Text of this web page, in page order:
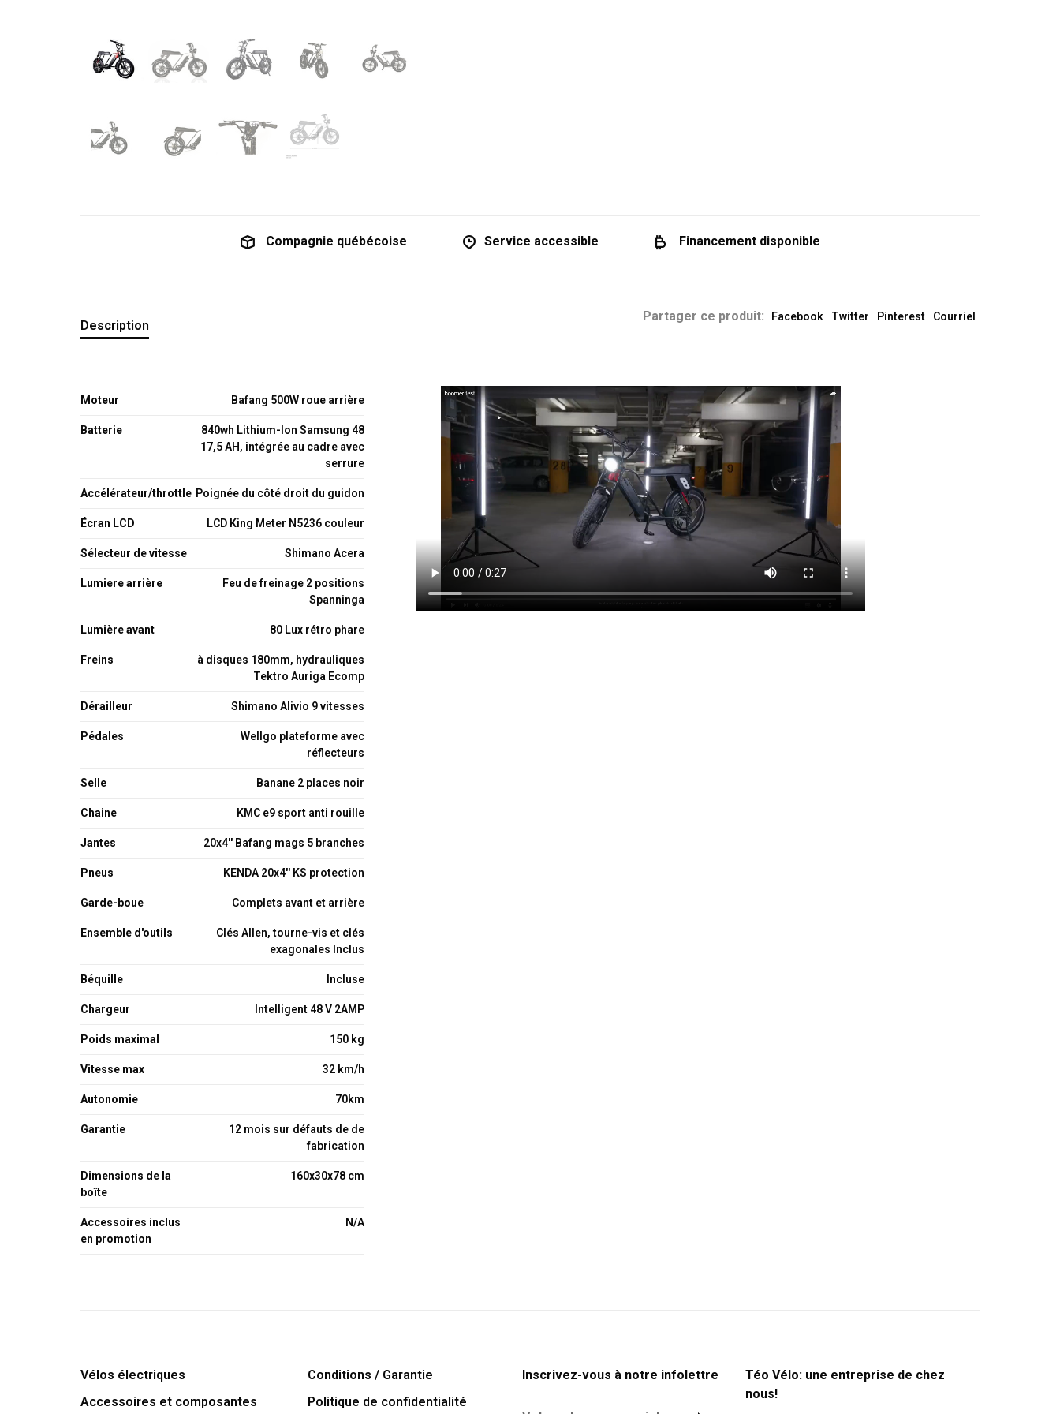
Compagnie québécoise Service accessible Financement disponible
Partager ce produit: Facebook Twitter Pinterest Courriel
Description
Moteur Bafang 500W roue arrière
Batterie
840wh Lithium-Ion Samsung 48
17,5 AH, intégrée au cadre avec
serrure
Accélérateur/throttle Poignée du côté droit du guidon
Écran LCD LCD King Meter N5236 couleur
Sélecteur de vitesse Shimano Acera
Lumiere arrière
Feu de freinage 2 positions
Spanninga
Lumière avant 80 Lux rétro phare
Freins
à disques 180mm, hydrauliques
Tektro Auriga Ecomp
Dérailleur Shimano Alivio 9 vitesses
Pédales
Wellgo plateforme avec
réflecteurs
Selle Banane 2 places noir
Chaine KMC e9 sport anti rouille
Jantes 20x4'' Bafang mags 5 branches
Pneus KENDA 20x4'' KS protection
Garde-boue Complets avant et arrière
Ensemble d'outils
Clés Allen, tourne-vis et clés
exagonales Inclus
Béquille Incluse
Chargeur Intelligent 48 V 2AMP
Poids maximal 150 kg
Vitesse max 32 km/h
Autonomie 70km
Garantie
12 mois sur défauts de de
fabrication
Dimensions de la
boîte
160x30x78 cm
Accessoires inclus
en promotion
N/A
Vélos électriques
Accessoires et composantes
Conditions / Garantie
Politique de confidentialité
Inscrivez-vous à notre infolettre
Téo Vélo: une entreprise de chez
nous!